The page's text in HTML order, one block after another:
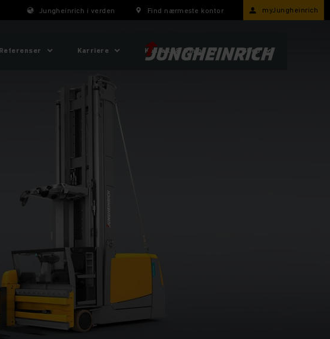
Jungheinrich i verden Find nærmeste kontor myJungheinrich
Karriere Kontakt & Om os Shop